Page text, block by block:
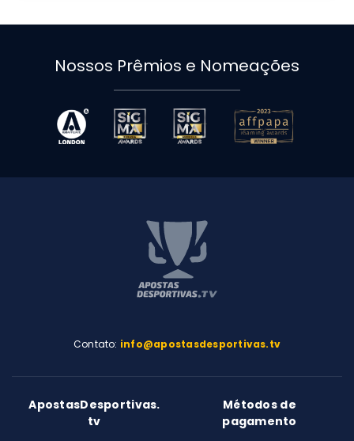
Nossos Prêmios e Nomeações
Contato: info@apostasdesportivas.tv
ApostasDesportivas.
tv
Métodos de
pagamento